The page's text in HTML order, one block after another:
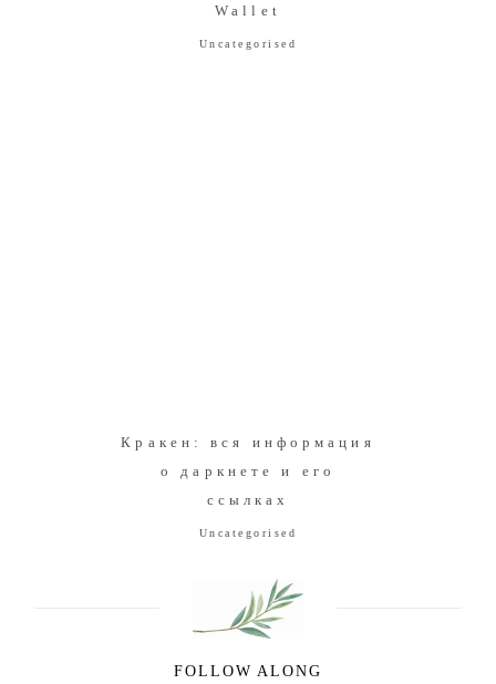
Wallet
Uncategorised
Кракен: вся информация
о даркнете и его
ссылках
Uncategorised
FOLLOW ALONG